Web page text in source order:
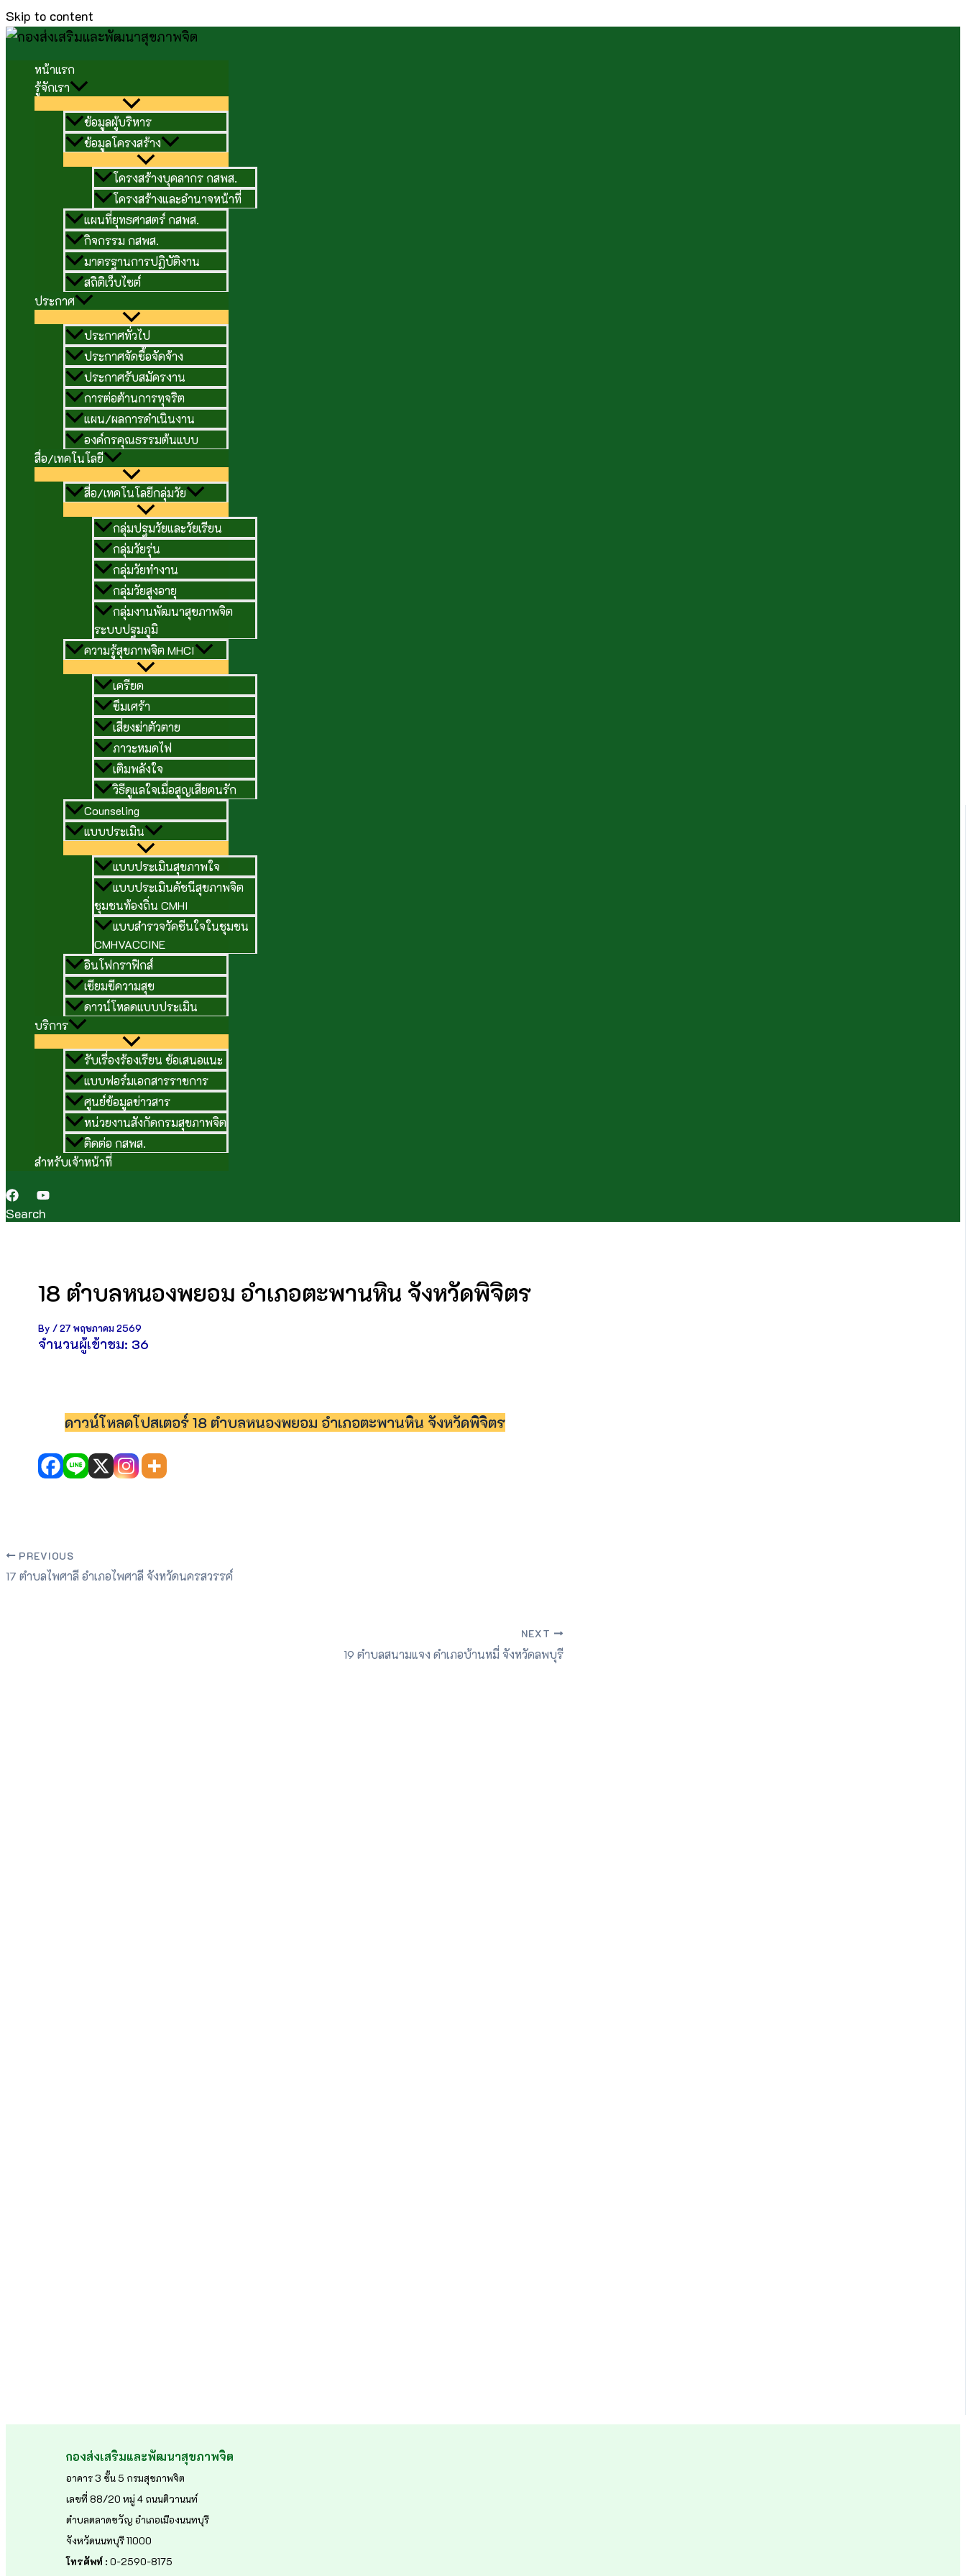
Skip to content
หน้าแรก
รู้จักเรา
ข้อมูลผู้บริหาร
ข้อมูลโครงสร้าง
โครงสร้างบุคลากร กสพส.
โครงสร้างและอำนาจหน้าที่
แผนที่ยุทธศาสตร์ กสพส.
กิจกรรม กสพส.
มาตรฐานการปฏิบัติงาน
สถิติเว็บไซต์
ประกาศ
ประกาศทั่วไป
ประกาศจัดซื้อจัดจ้าง
ประกาศรับสมัครงาน
การต่อต้านการทุจริต
แผน/ผลการดำเนินงาน
องค์กรคุณธรรมต้นแบบ
สื่อ/เทคโนโลยี
สื่อ/เทคโนโลยีกลุ่มวัย
กลุ่มปฐมวัยและวัยเรียน
กลุ่มวัยรุ่น
กลุ่มวัยทำงาน
กลุ่มวัยสูงอายุ
กลุ่มงานพัฒนาสุขภาพจิต
ระบบปฐมภูมิ
ความรู้สุขภาพจิต MHCI
เครียด
ซึมเศร้า
เสี่ยงฆ่าตัวตาย
ภาวะหมดไฟ
เติมพลังใจ
วิธีดูแลใจเมื่อสูญเสียคนรัก
Counseling
แบบประเมิน
แบบประเมินสุขภาพใจ
แบบประเมินดัชนีสุขภาพจิต
ชุมชนท้องถิ่น CMHI
แบบสำรวจวัคซีนใจในชุมชน
CMHVACCINE
อินโฟกราฟิกส์
เซียมซีความสุข
ดาวน์โหลดแบบประเมิน
บริการ
รับเรื่องร้องเรียน ข้อเสนอแนะ
แบบฟอร์มเอกสารราชการ
ศูนย์ข้อมูลข่าวสาร
หน่วยงานสังกัดกรมสุขภาพจิต
ติดต่อ กสพส.
สำหรับเจ้าหน้าที่
Search
18 ตำบลหนองพยอม อำเภอตะพานหิน จังหวัดพิจิตร
By /27 พฤษภาคม 2569
จำนวนผู้เข้าชม: 36
ดาวน์โหลดโปสเตอร์ 18 ตำบลหนองพยอม อำเภอตะพานหิน จังหวัดพิจิตร
PREVIOUS
17 ตำบลไพศาลี อำเภอไพศาลี จังหวัดนครสวรรค์
NEXT
19 ตำบลสนามแจง ดำเภอบ้านหมี่ จังหวัดลพบุรี
กองส่งเสริมและพัฒนาสุขภาพจิต
อาคาร 3 ชั้น 5 กรมสุขภาพจิต
เลขที่ 88/20 หมู่ 4 ถนนติวานนท์
ตำบลตลาดขวัญ อำเภอเมืองนนทบุรี
จังหวัดนนทบุรี 11000
โทรศัพท์ : 0-2590-8175